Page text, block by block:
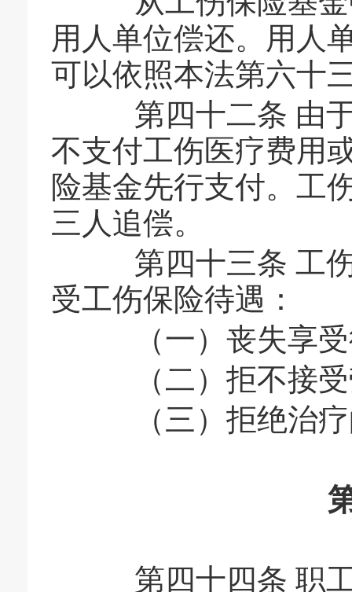
用人单位偿还。用人
可以依照本法第六十
第四十二条 由于
不支付工伤医疗费用
险基金先行支付。工
三人追偿。
第四十三条 工伤
受工伤保险待遇：
（一）丧失享受
（二）拒不接受
（三）拒绝治疗
第四十四条 职工